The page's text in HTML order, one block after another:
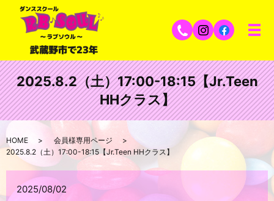
2025.8.2（土）17:00-18:15【Jr.Teen
HHクラス】
HOME
会員様専用ページ
2025.8.2（土）17:00-18:15【Jr.Teen HHクラス】
2025/08/02